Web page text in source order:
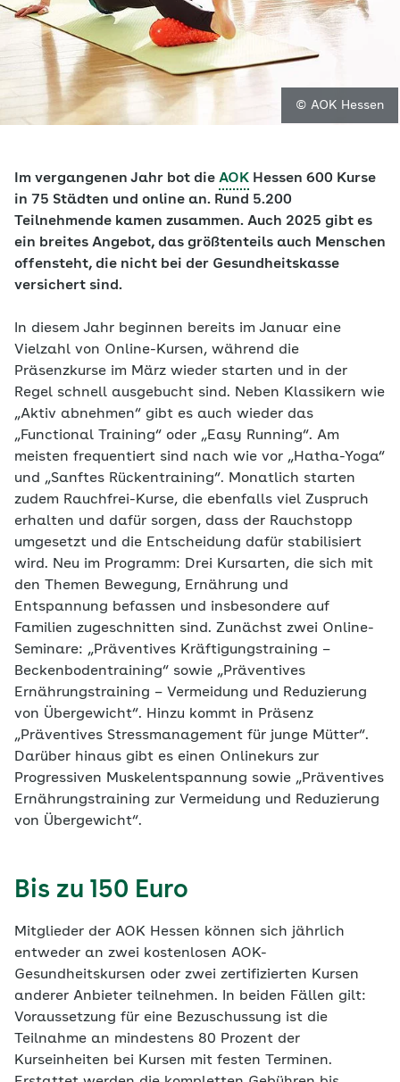
© AOK Hessen
Im vergangenen Jahr bot die AOK Hessen 600 Kurse
in 75 Städten und online an. Rund 5.200
Teilnehmende kamen zusammen. Auch 2025 gibt es
ein breites Angebot, das größtenteils auch Menschen
offensteht, die nicht bei der Gesundheitskasse
versichert sind.
In diesem Jahr beginnen bereits im Januar eine
Vielzahl von Online-Kursen, während die
Präsenzkurse im März wieder starten und in der
Regel schnell ausgebucht sind. Neben Klassikern wie
„Aktiv abnehmen“ gibt es auch wieder das
„Functional Training“ oder „Easy Running“. Am
meisten frequentiert sind nach wie vor „Hatha-Yoga“
und „Sanftes Rückentraining“. Monatlich starten
zudem Rauchfrei-Kurse, die ebenfalls viel Zuspruch
erhalten und dafür sorgen, dass der Rauchstopp
umgesetzt und die Entscheidung dafür stabilisiert
wird. Neu im Programm: Drei Kursarten, die sich mit
den Themen Bewegung, Ernährung und
Entspannung befassen und insbesondere auf
Familien zugeschnitten sind. Zunächst zwei Online-
Seminare: „Präventives Kräftigungstraining –
Beckenbodentraining“ sowie „Präventives
Ernährungstraining – Vermeidung und Reduzierung
von Übergewicht“. Hinzu kommt in Präsenz
„Präventives Stressmanagement für junge Mütter“.
Darüber hinaus gibt es einen Onlinekurs zur
Progressiven Muskelentspannung sowie „Präventives
Ernährungstraining zur Vermeidung und Reduzierung
von Übergewicht“.
Bis zu 150 Euro
Mitglieder der AOK Hessen können sich jährlich
entweder an zwei kostenlosen AOK-
Gesundheitskursen oder zwei zertifizierten Kursen
anderer Anbieter teilnehmen. In beiden Fällen gilt:
Voraussetzung für eine Bezuschussung ist die
Teilnahme an mindestens 80 Prozent der
Kurseinheiten bei Kursen mit festen Terminen.